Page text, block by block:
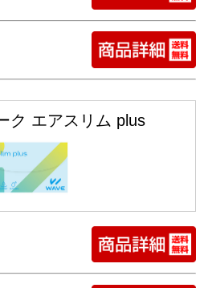
ク エアスリム plus